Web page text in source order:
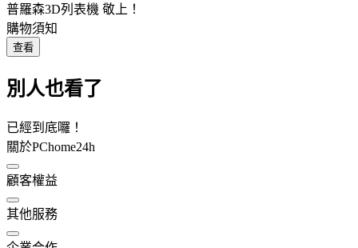
普羅森3D列表機 敬上！
購物須知
查看
別人也看了
已經到底囉！
關於PChome24h
顧客權益
其他服務